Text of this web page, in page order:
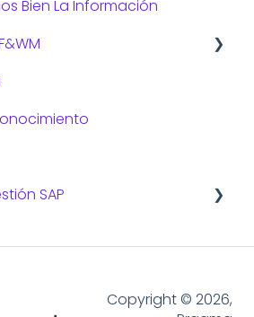
Bien La Información
SAP
de autogestión SAPCopyright © 2026,